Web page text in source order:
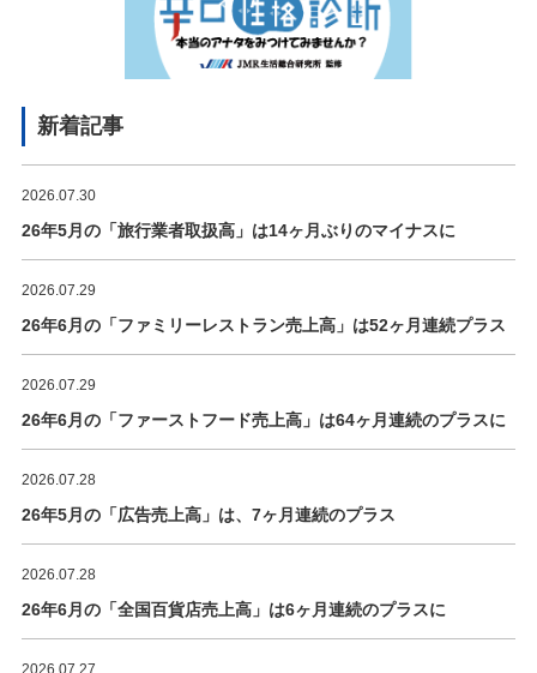
新着記事
2026.07.30
26年5月の「旅行業者取扱高」は14ヶ月ぶりのマイナスに
2026.07.29
26年6月の「ファミリーレストラン売上高」は52ヶ月連続プラス
2026.07.29
26年6月の「ファーストフード売上高」は64ヶ月連続のプラスに
2026.07.28
26年5月の「広告売上高」は、7ヶ月連続のプラス
2026.07.28
26年6月の「全国百貨店売上高」は6ヶ月連続のプラスに
2026.07.27